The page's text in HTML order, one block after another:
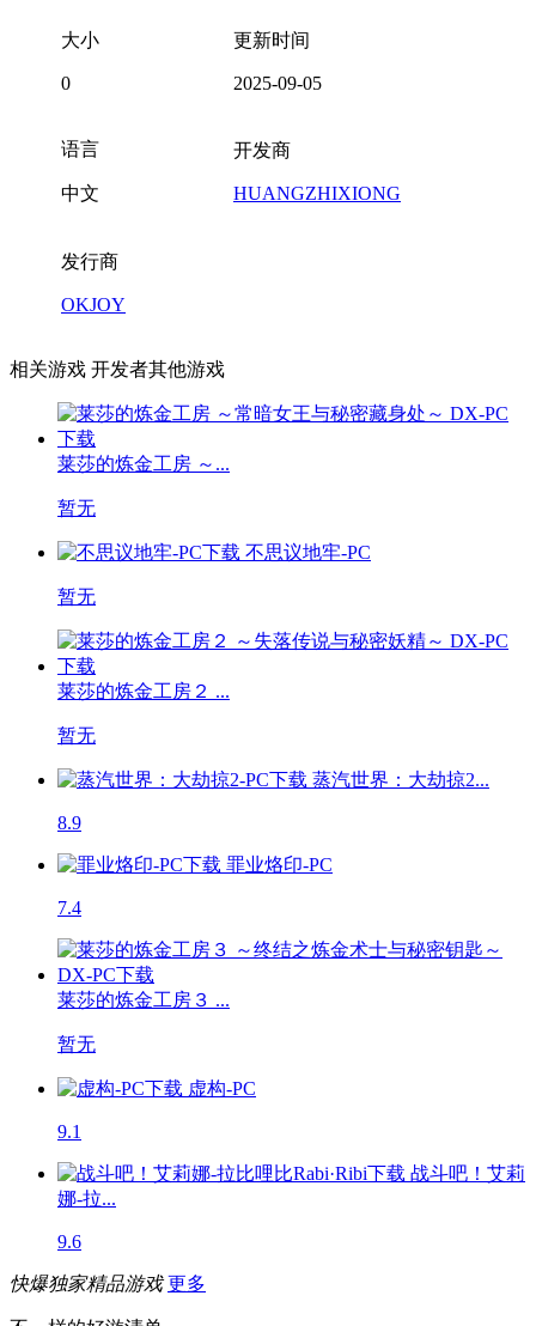
大小
0
更新时间
2025-09-05
语言
中文
开发商
HUANGZHIXIONG
发行商
OKJOY
相关游戏 开发者其他游戏
莱莎的炼金工房 ～...
暂无
不思议地牢-PC
暂无
莱莎的炼金工房２ ...
暂无
蒸汽世界：大劫掠2...
8.9
罪业烙印-PC
7.4
莱莎的炼金工房３ ...
暂无
虚构-PC
9.1
战斗吧！艾莉
娜-拉...
9.6
快爆独家精品游戏 更多